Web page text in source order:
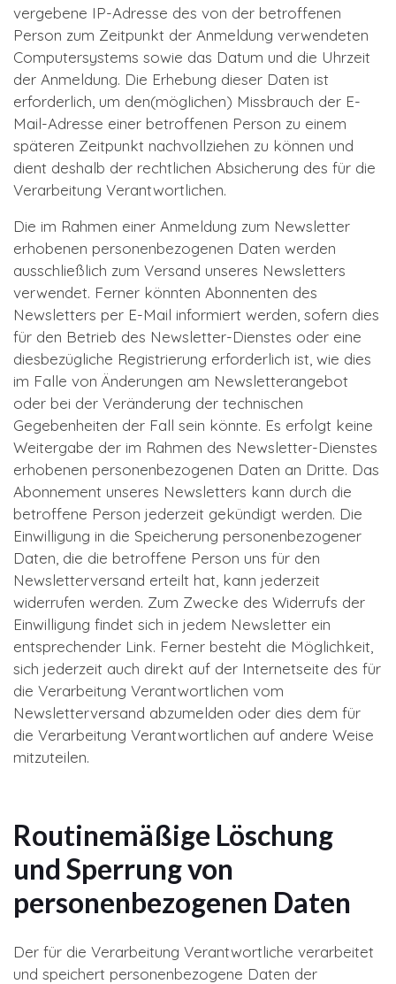
vergebene IP-Adresse des von der betroffenen
Person zum Zeitpunkt der Anmeldung verwendeten
Computersystems sowie das Datum und die Uhrzeit
der Anmeldung. Die Erhebung dieser Daten ist
erforderlich, um den(möglichen) Missbrauch der E-
Mail-Adresse einer betroffenen Person zu einem
späteren Zeitpunkt nachvollziehen zu können und
dient deshalb der rechtlichen Absicherung des für die
Verarbeitung Verantwortlichen.
Die im Rahmen einer Anmeldung zum Newsletter
erhobenen personenbezogenen Daten werden
ausschließlich zum Versand unseres Newsletters
verwendet. Ferner könnten Abonnenten des
Newsletters per E-Mail informiert werden, sofern dies
für den Betrieb des Newsletter-Dienstes oder eine
diesbezügliche Registrierung erforderlich ist, wie dies
im Falle von Änderungen am Newsletterangebot
oder bei der Veränderung der technischen
Gegebenheiten der Fall sein könnte. Es erfolgt keine
Weitergabe der im Rahmen des Newsletter-Dienstes
erhobenen personenbezogenen Daten an Dritte. Das
Abonnement unseres Newsletters kann durch die
betroffene Person jederzeit gekündigt werden. Die
Einwilligung in die Speicherung personenbezogener
Daten, die die betroffene Person uns für den
Newsletterversand erteilt hat, kann jederzeit
widerrufen werden. Zum Zwecke des Widerrufs der
Einwilligung findet sich in jedem Newsletter ein
entsprechender Link. Ferner besteht die Möglichkeit,
sich jederzeit auch direkt auf der Internetseite des für
die Verarbeitung Verantwortlichen vom
Newsletterversand abzumelden oder dies dem für
die Verarbeitung Verantwortlichen auf andere Weise
mitzuteilen.
Routinemäßige Löschung
und Sperrung von
personenbezogenen Daten
Der für die Verarbeitung Verantwortliche verarbeitet
und speichert personenbezogene Daten der